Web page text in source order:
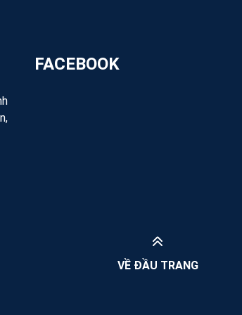
FACEBOOK
VỀ ĐẦU TRANG